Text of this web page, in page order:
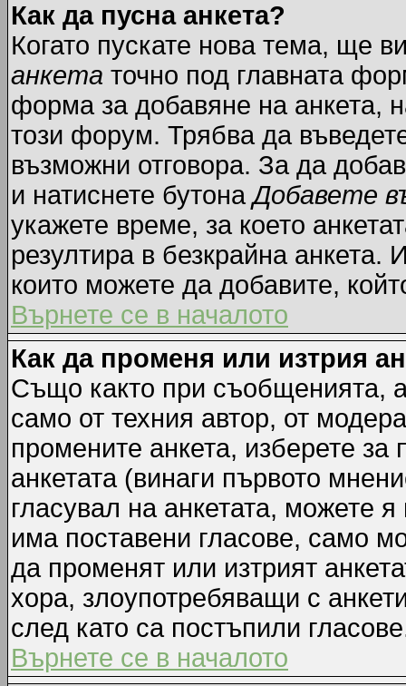
Как да пусна анкета?
Когато пускате нова тема, ще
анкета точно под главната
форма за добавяне на анкета,
този форум. Трябва да
възможни отговора. За да
и натиснете бутонаДобавете
укажете време, за което
резултира в безкрайна
които можете да добавите,
Върнете се в началото
Как да променя или изтрия
Също както при съобщенията,
само от техния автор, от
промените анкета, изберете
анкетата (винаги първото
гласувал на анкетата, можете
има поставени гласове, само
да променят или изтрият
хора, злоупотребяващи с
след като са постъпили
Върнете се в началото